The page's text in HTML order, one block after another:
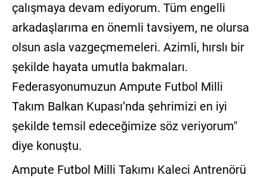
çalışmaya devam ediyorum. Tüm engelli
arkadaşlarıma en önemli tavsiyem, ne olursa
olsun asla vazgeçmemeleri. Azimli, hırslı bir
şekilde hayata umutla bakmaları.
Federasyonumuzun Ampute Futbol Milli
Takım Balkan Kupası’nda şehrimizi en iyi
şekilde temsil edeceğimize söz veriyorum"
diye konuştu.
Ampute Futbol Milli Takımı Kaleci Antrenörü